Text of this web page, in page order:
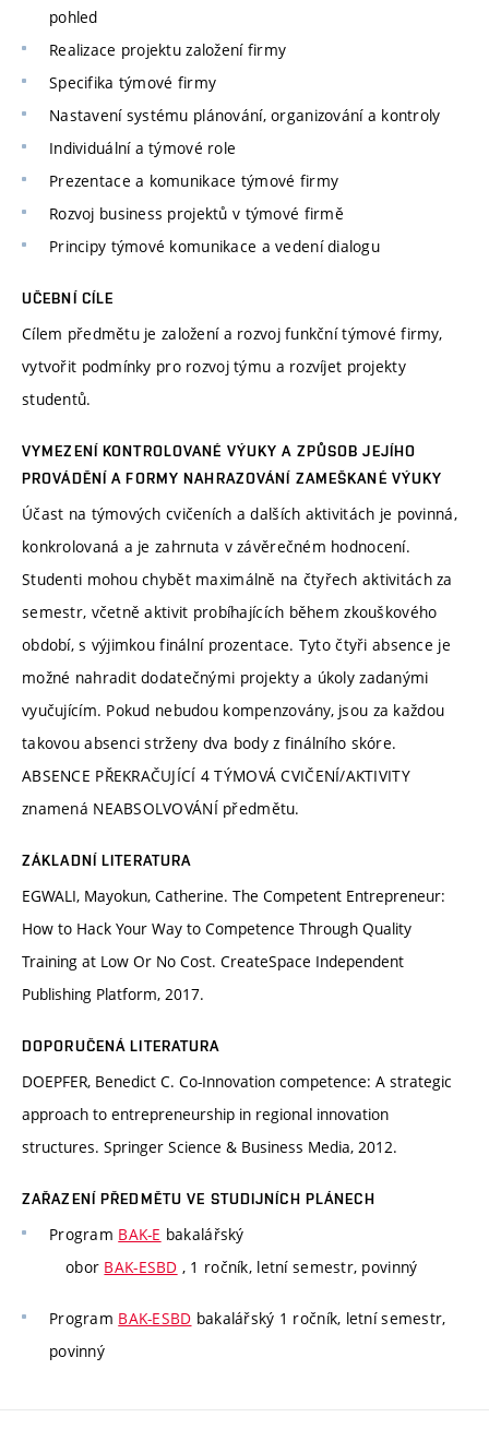
pohled
Realizace projektu založení firmy
Specifika týmové firmy
Nastavení systému plánování, organizování a kontroly
Individuální a týmové role
Prezentace a komunikace týmové firmy
Rozvoj business projektů v týmové firmě
Principy týmové komunikace a vedení dialogu
UČEBNÍ CÍLE
Cílem předmětu je založení a rozvoj funkční týmové firmy,
vytvořit podmínky pro rozvoj týmu a rozvíjet projekty
studentů.
VYMEZENÍ KONTROLOVANÉ VÝUKY A ZPŮSOB JEJÍHO
PROVÁDĚNÍ A FORMY NAHRAZOVÁNÍ ZAMEŠKANÉ VÝUKY
Účast na týmových cvičeních a dalších aktivitách je povinná,
konkrolovaná a je zahrnuta v závěrečném hodnocení.
Studenti mohou chybět maximálně na čtyřech aktivitách za
semestr, včetně aktivit probíhajících během zkouškového
období, s výjimkou finální prozentace. Tyto čtyři absence je
možné nahradit dodatečnými projekty a úkoly zadanými
vyučujícím. Pokud nebudou kompenzovány, jsou za každou
takovou absenci strženy dva body z finálního skóre.
ABSENCE PŘEKRAČUJÍCÍ 4 TÝMOVÁ CVIČENÍ/AKTIVITY
znamená NEABSOLVOVÁNÍ předmětu.
ZÁKLADNÍ LITERATURA
EGWALI, Mayokun, Catherine. The Competent Entrepreneur:
How to Hack Your Way to Competence Through Quality
Training at Low Or No Cost. CreateSpace Independent
Publishing Platform, 2017.
DOPORUČENÁ LITERATURA
DOEPFER, Benedict C. Co-Innovation competence: A strategic
approach to entrepreneurship in regional innovation
structures. Springer Science & Business Media, 2012.
ZAŘAZENÍ PŘEDMĚTU VE STUDIJNÍCH PLÁNECH
Program BAK-E bakalářský
obor BAK-ESBD , 1 ročník, letní semestr, povinný
Program BAK-ESBD bakalářský 1 ročník, letní semestr,
povinný